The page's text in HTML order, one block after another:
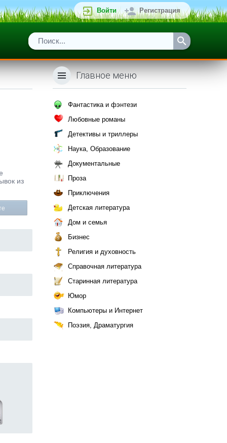
Войти Регистрация
из
Главное меню
Фантастика и фэнтези
Любовные романы
Детективы и триллеры
Наука, Образование
Документальные
Проза
Приключения
Детская литература
Дом и семья
Бизнес
Религия и духовность
Справочная литература
Старинная литература
Юмор
Компьютеры и Интернет
Поэзия, Драматургия